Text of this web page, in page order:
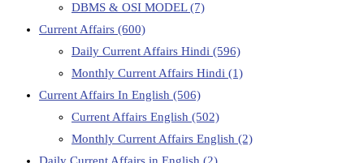
DBMS & OSI MODEL(7)
Current Affairs (600)
Daily Current Affairs Hindi (596)
Monthly Current Affairs Hindi (1)
Current Affairs In English (506)
Current Affairs English (502)
Monthly Current Affairs English (2)